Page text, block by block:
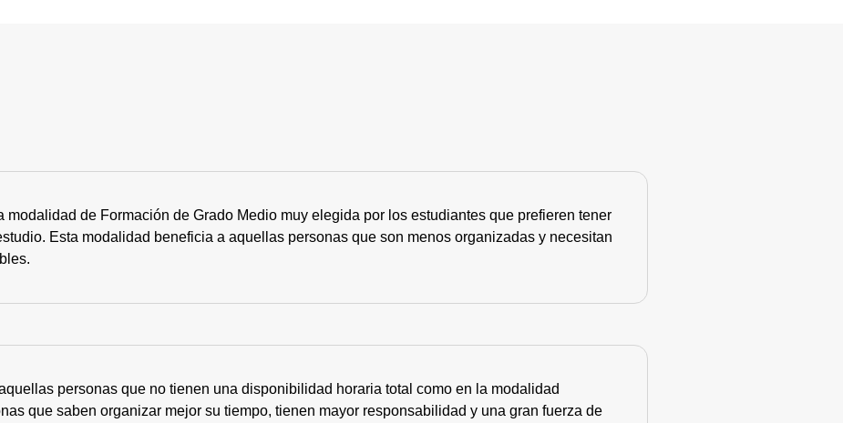
modalidad de Formación de Grado Medio muy elegida por los estudiantes que prefieren tener
Esta modalidad beneficia a aquellas personas que son menos organizadas y necesitan
personas que no tienen una disponibilidad horaria total como en la modalidad
que saben organizar mejor su tiempo, tienen mayor responsabilidad y una gran fuerza de